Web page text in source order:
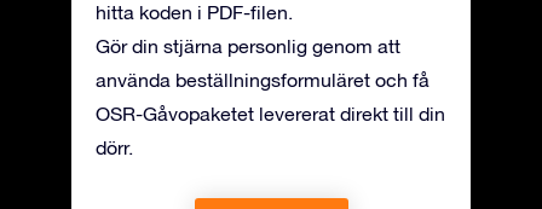
hitta koden i PDF-filen.
Gör din stjärna personlig genom att
använda beställningsformuläret och få
OSR-Gåvopaketet levererat direkt till din
dörr.